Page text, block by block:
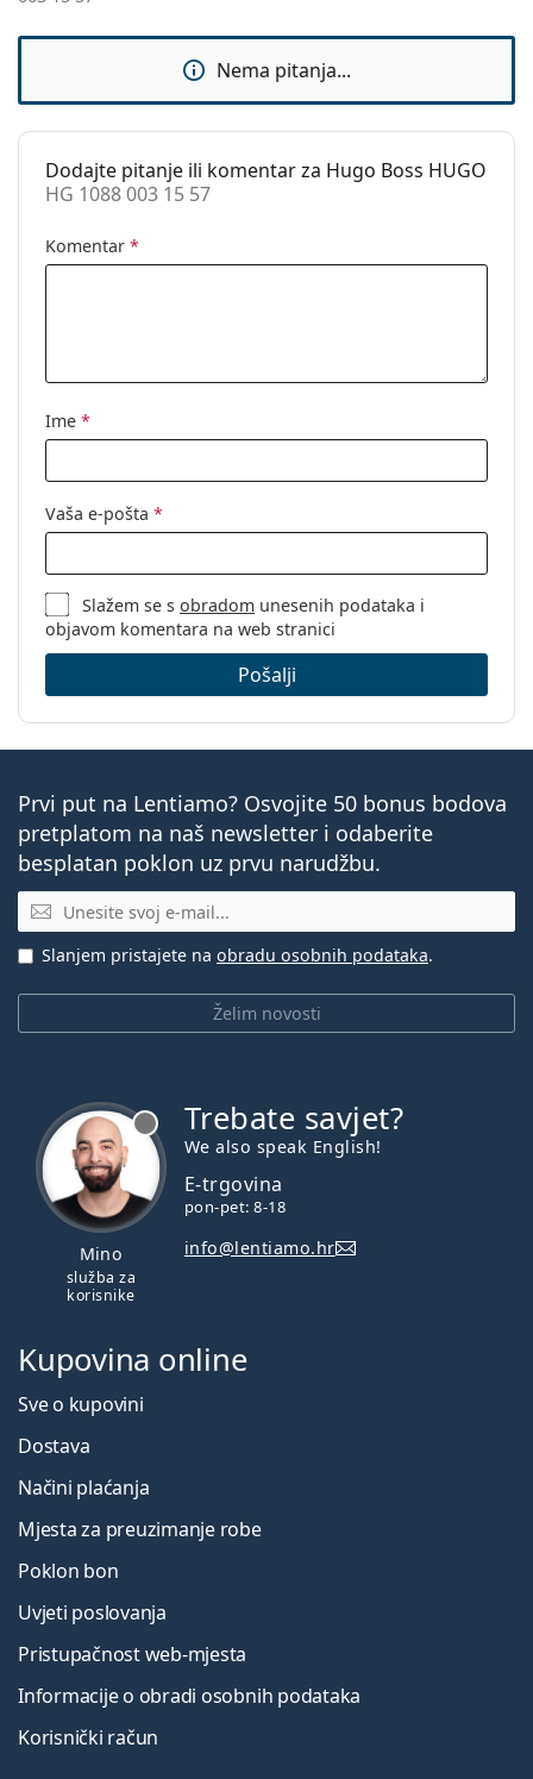
Da
Krpa za
Da
Ostalo
Spol:
Muške
Kategorija:
Nema pitanja...
Dodajte pitanje ili komentar za Hugo Boss HUGO
HG 1088 003 15 57
Komentar *
Ime *
Vaša e-pošta *
Slažem se sobradom unesenih podataka i
objavom komentara na web stranici
Pošalji
Prvi put na Lentiamo? Osvojite 50 bonus bodova
pretplatom na naš newsletter i odaberite
besplatan poklon uz prvu narudžbu.
E-mail
Želim novosti
Slanjem pristajete na obradu osobnih podataka.
Mino
služba za
korisnike
Trebate savjet?
We also speak English!
E-trgovina
pon-pet: 8-18
info@lentiamo.hr
Kupovina online
Sve o kupovini
Dostava
Načini plaćanja
Mjesta za preuzimanje robe
Poklon bon
Uvjeti poslovanja
Pristupačnost web-mjesta
Informacije o obradi osobnih podataka
Korisnički račun